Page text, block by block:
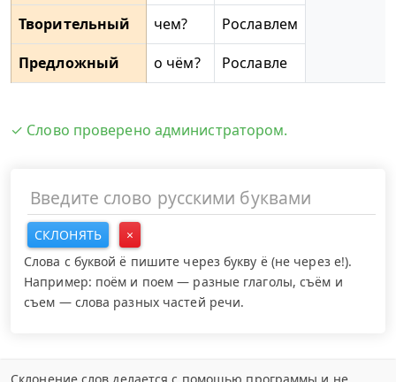
Творительный
чем?
Рославлем
Предложный
о чём? Рославле
✓ Слово проверено администратором.
СКЛОНЯТЬ
×
Слова с буквой ё пишите через букву ё (не через е!).
Например: поём и поем — разные глаголы, съём и
съем — слова разных частей речи.
Склонение слов делается с помощью программы и не